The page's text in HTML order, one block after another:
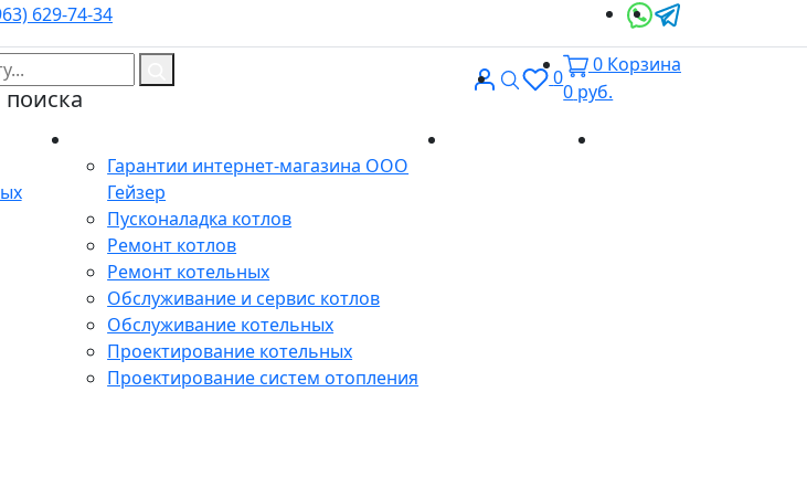
629-74-34
поиска
ВходПоиск
0
0 Корзина
0 руб.
Гарантии интернет-магазина ООО
Гейзер
Пусконаладка котлов
Ремонт котлов
Ремонт котельных
Обслуживание и сервис котлов
Обслуживание котельных
Проектирование котельных
Проектирование систем отопления